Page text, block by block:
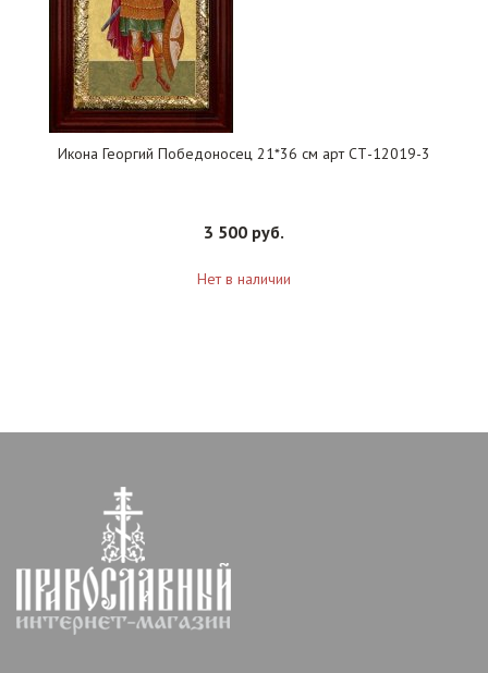
Икона Георгий Победоносец 21*36 см арт СТ-12019-3
3 500 руб.
Нет в наличии